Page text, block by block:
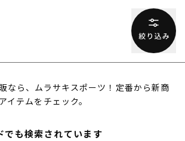
なら、ムラサキスポーツ！定番から新商
イテムをチェック。
でも検索されています